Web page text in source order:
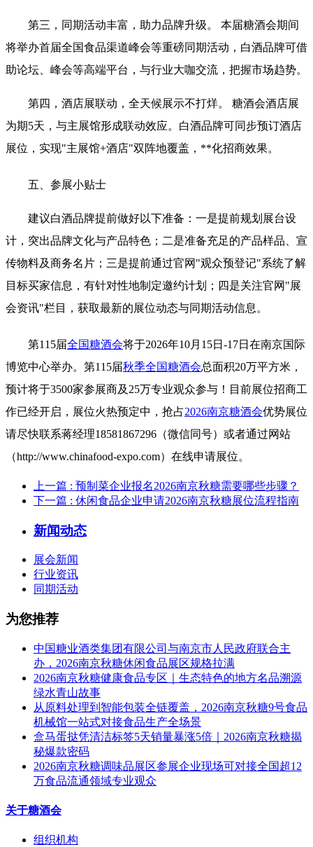
第三，同期活动丰富，助力品牌升级。 本届糖酒会期间
将举办首届全国食品渠道峰会等重磅同期活动，白酒品牌可借
助论坛、峰会等高端平台，与行业大咖交流，把握市场趋势。
第四，酒店展联动，全天候展示不打烊。 糖酒会酒店展
为期5天，与主展馆形成联动效应。白酒品牌可同步预订酒店
展位，实现"主展馆+酒店"双阵地覆盖，**化招商效果。
五、参展小贴士
建议白酒品牌提前做好以下准备：一是提前规划展台设
计，突出品牌文化与产品特色；二是准备充足的产品样品、宣
传物料及商务名片；三是提前通过官网"观众预登记"系统了解
目标买家信息，有针对性地制定邀约计划；四是关注官网"展
会资讯"栏目，获取最新的展位动态与同期活动信息。
第115届全国糖酒会将于2026年10月15日-17日在南京国际
博览中心举办。第115届秋季全国糖酒会总面积20万平方米，
预计将于3500家参展商及25万专业观众参与！目前展位招商工
作已经开启，展位火热预定中，抢占2026南京糖酒会优势展位
请尽快联系蒋经理18581867296（微信同号）或者通过网站
（http://www.chinafood-expo.com）在线申请展位。
上一篇 : 预制菜企业报名2026南京秋糖需要哪些步骤？
下一篇 : 休闲食品企业申请2026南京秋糖展位流程指南
新闻动态
展会新闻
行业资讯
同期活动
为您推荐
中国糖业酒类集团有限公司与南京市人民政府联合主
办，2026南京秋糖休闲食品展区规格拉满
2026南京秋糖健康食品专区｜生态特色的地方名品溯源
绿水青山故事
从原料处理到智能包装全链覆盖，2026南京秋糖9号食品
机械馆一站式对接食品生产全场景
盒马蛋挞凭清洁标签5天销量暴涨5倍｜2026南京秋糖揭
秘爆款密码
2026南京秋糖调味品展区参展企业现场可对接全国超12
万食品流通领域专业观众
关于糖酒会
组织机构